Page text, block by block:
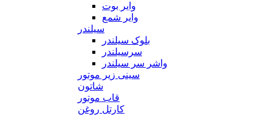
وایر بوت
وایر شمع
سیلندر
بلوک سیلندر
سرسیلندر
واشر سر سیلندر
سینی زیر موتور
شاتون
قاب موتور
کارتل روغن